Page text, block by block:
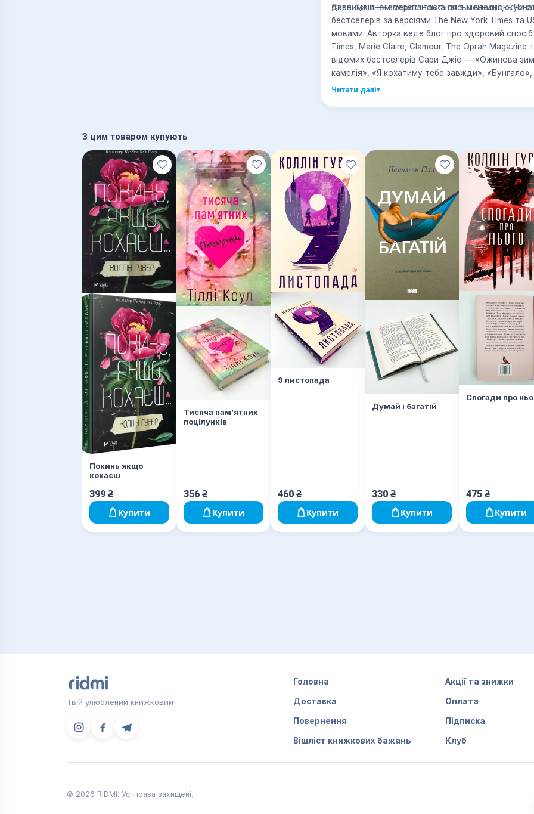
дивним чином переплітається з її власною. Чи
Сара Джіо — американська письменниця,
бестселерів за версіями The New York Times та
мовами. Авторка веде блог про здоровий спосіб
Times, Marie Claire, Glamour, The Oprah Magazine
відомих бестселерів Сари Джіо — «Ожинова
камелія», «Я кохатиму тебе завжди», «Бунгало»,
Читати далі▾
З цим товаром купують
Покинь якщо
кохаєш
399 ₴
Купити
Тисяча пам’ятних
поцілунків
356 ₴
Купити
9 листопада
460 ₴
Купити
Думай і багатій
330 ₴
Купити
Спогади про
475 ₴
Купити
Твій улюблений книжковий
Головна Акції та знижки
Доставка Оплата
Повернення Підписка
Вішліст книжкових бажань Клуб
© 2026 RIDMI. Усі права захищені.